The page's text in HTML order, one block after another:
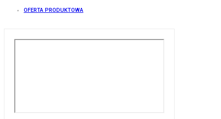
OFERTA PRODUKTOWA